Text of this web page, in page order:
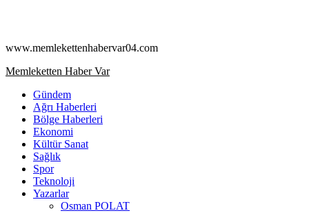
www.memlekettenhabervar04.com
Primary
Memleketten Haber Var
Gündem
Ağrı Haberleri
Bölge Haberleri
Ekonomi
Kültür Sanat
Sağlık
Spor
Teknoloji
Yazarlar
Osman POLAT